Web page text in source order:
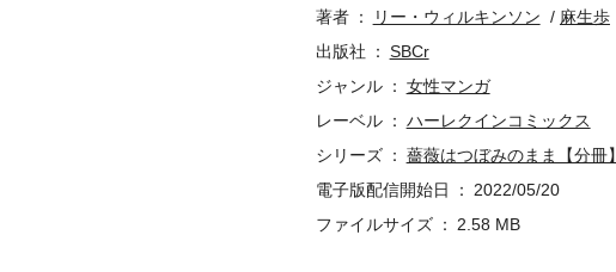
著者 リー・ウィルキンソン
麻生歩
出版社
SBCr
ジャンル
女性マンガ
レーベル
ハーレクインコミックス
シリーズ
薔薇はつぼみのまま【分冊】
電子版配信開始日
2022/05/20
ファイルサイズ
2.58 MB